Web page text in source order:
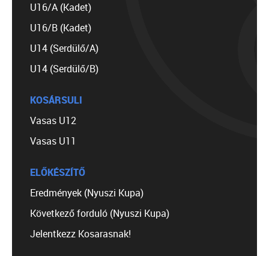
U16/A (Kadet)
U16/B (Kadet)
U14 (Serdülő/A)
U14 (Serdülő/B)
KOSÁRSULI
Vasas U12
Vasas U11
ELŐKÉSZÍTŐ
Eredmények (Nyuszi Kupa)
Következő forduló (Nyuszi Kupa)
Jelentkezz Kosarasnak!